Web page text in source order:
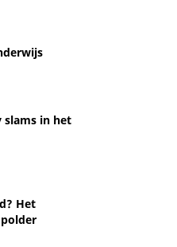
slams in het
Het